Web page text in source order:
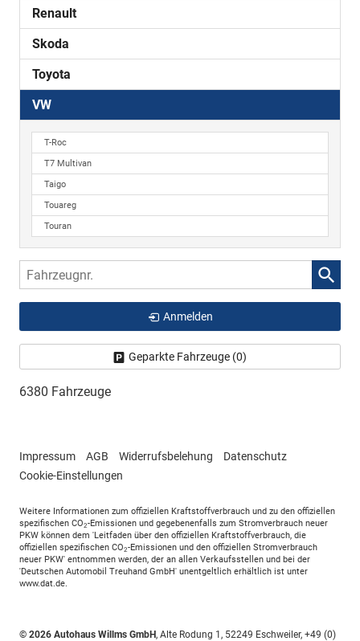
Renault
Skoda
Toyota
VW
T-Roc
T7 Multivan
Taigo
Touareg
Touran
Fahrzeugnr.
Anmelden
Geparkte Fahrzeuge (0)
6380 Fahrzeuge
Impressum AGB Widerrufsbelehung
Datenschutz
Cookie-Einstellungen
Weitere Informationen zum offiziellen Kraftstoffverbrauch und zu den offiziellen
spezifischen CO2-Emissionen und gegebenenfalls zum Stromverbrauch neuer
PKW können dem 'Leitfaden über den offiziellen Kraftstoffverbrauch, die
offiziellen spezifischen CO2-Emissionen und den offiziellen Stromverbrauch
neuer PKW' entnommen werden, der an allen Verkaufsstellen und bei der
'Deutschen Automobil Treuhand GmbH' unentgeltlich erhältlich ist unter
www.dat.de.
© 2026 Autohaus Willms GmbH, Alte Rodung 1 , 52249 Eschweiler, +49 (0)